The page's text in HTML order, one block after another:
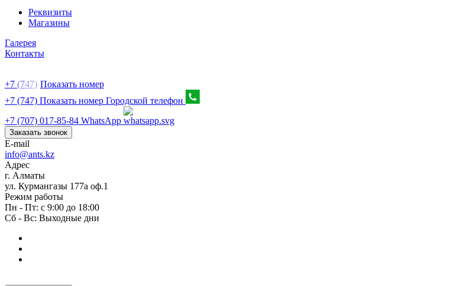
Реквизиты
Магазины
Галерея
Контакты
+7 (747) Показать номер
+7 (747) Показать номер Городской телефон
+7 (707) 017-85-84 WhatsApp
Заказать звонок
E-mail
info@ants.kz
Адрес
г. Алматы
ул. Курмангазы 177а оф.1
Режим работы
Пн - Пт: с 9:00 до 18:00
Сб - Вс: Выходные дни